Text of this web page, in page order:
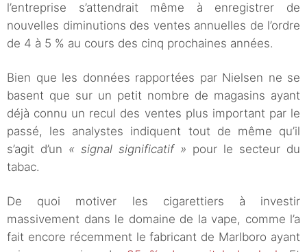
l’entreprise s’attendrait même à enregistrer de
nouvelles diminutions des ventes annuelles de l’ordre
de 4 à 5 % au cours des cinq prochaines années.
Bien que les données rapportées par Nielsen ne se
basent que sur un petit nombre de magasins ayant
déjà connu un recul des ventes plus important par le
passé, les analystes indiquent tout de même qu’il
s’agit d’un « signal significatif » pour le secteur du
tabac.
De quoi motiver les cigarettiers à investir
massivement dans le domaine de la vape, comme l’a
fait encore récemment le fabricant de Marlboro ayant